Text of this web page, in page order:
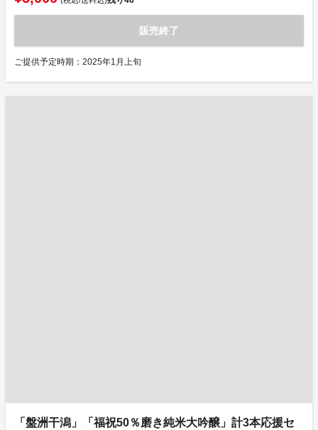
販売終了
ご提供予定時期：2025年1月上旬
「盤洲干潟」「福祝50％磨き純米大吟醸」計3本応援セ